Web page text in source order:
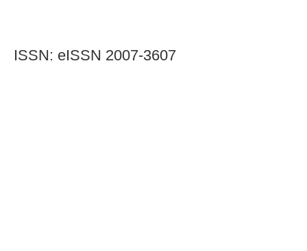
ISSN: eISSN 2007-3607